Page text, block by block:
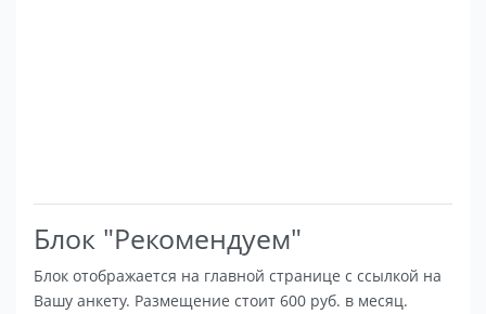
Блок "Рекомендуем"
Блок отображается на главной странице с ссылкой на
Вашу анкету. Размещение стоит 600 руб. в месяц.